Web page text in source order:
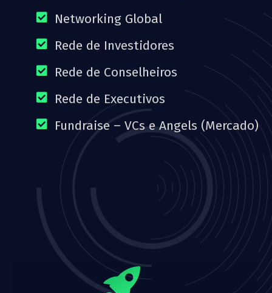
Networking Global
Rede de Investidores
Rede de Conselheiros
Rede de Executivos
Fundraise – VCs e Angels (Mercado)